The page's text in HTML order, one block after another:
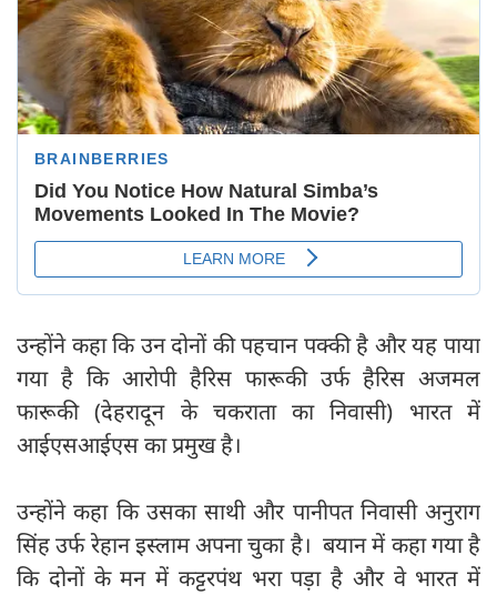
उन्होंने कहा कि उन दोनों की पहचान पक्की है और यह पाया
गया है कि आरोपी हैरिस फारूकी उर्फ हैरिस अजमल
फारूकी (देहरादून के चकराता का निवासी) भारत में
आईएसआईएस का प्रमुख है।
उन्होंने कहा कि उसका साथी और पानीपत निवासी अनुराग
सिंह उर्फ रेहान इस्लाम अपना चुका है। बयान में कहा गया है
कि दोनों के मन में कट्टरपंथ भरा पड़ा है और वे भारत में